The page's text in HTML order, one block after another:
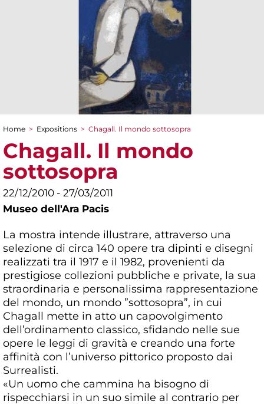
You are here
Home > Expositions > Chagall. Il mondo sottosopra
Chagall. Il mondo
sottosopra
22/12/2010 - 27/03/2011
Museo dell'Ara Pacis
La mostra intende illustrare, attraverso una
selezione di circa 140 opere tra dipinti e disegni
realizzati tra il 1917 e il 1982, provenienti da
prestigiose collezioni pubbliche e private, la sua
straordinaria e personalissima rappresentazione
del mondo, un mondo ”sottosopra”, in cui
Chagall mette in atto un capovolgimento
dell’ordinamento classico, sfidando nelle sue
opere le leggi di gravità e creando una forte
affinità con l’universo pittorico proposto dai
Surrealisti.
«Un uomo che cammina ha bisogno di
rispecchiarsi in un suo simile al contrario per